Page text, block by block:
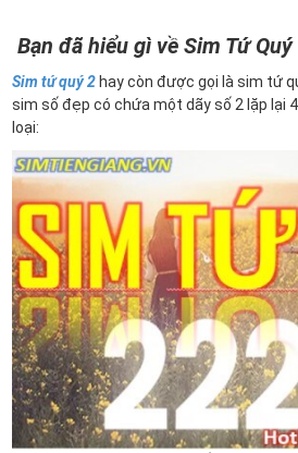
Bạn đã hiểu gì về Sim Tứ Quý
Sim tứ quý 2 hay còn được gọi là sim tứ
sim số đẹp có chứa một dãy số 2 lặp lại
loại: